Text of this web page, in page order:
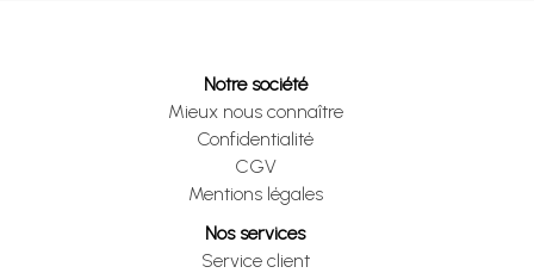
Notre société
Mieux nous connaître
Confidentialité
CGV
Mentions légales
Nos services
Service client